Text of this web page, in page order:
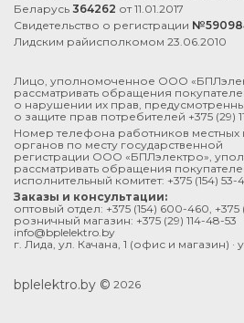
Беларусь 364262 от 11.01.2017
Свидетельство о регистрации
Лидским райисполкомом 23.06.2010
Лицо, уполномоченное ООО
рассматривать обращения
о нарушении их прав,
о защите прав потребителей +375 (29)
Номер телефона работников местных
органов по месту государственной
регистрации ООО «БПЛэлектро»,
рассматривать обращения
исполнительный комитет: +375 (154) 53-
Заказы и консультации:
оптовый отдел: +375 (154) 600-460 +375
розничный магазин: +375 (29) 114-48-53
info@bplelektro.by
г. Лида, ул. Качана, 1 (офис и магазин)
bplelektro.by © 2026